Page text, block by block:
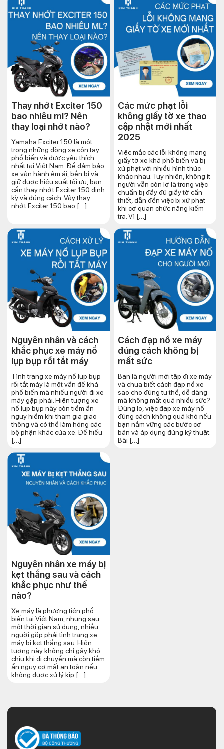
Thay nhớt Exciter 150
bao nhiêu ml? Nên
thay loại nhớt nào?
Yamaha Exciter 150 là một
trong những dòng xe côn tay
phổ biến và được yêu thích
nhất tại Việt Nam. Để đảm bảo
xe vận hành êm ái, bền bỉ và
giữ được hiệu suất tối ưu, bạn
cần thay nhớt Exciter 150 định
kỳ và đúng cách. Vậy thay
nhớt Exciter 150 bao […]
Các mức phạt lỗi
không giấy tờ xe thao
cập nhật mới nhất
2025
Việc mắc các lỗi không mang
giấy tờ xe khá phổ biến và bị
xử phạt với nhiều hình thức
khác nhau. Tuy nhiên, không ít
người vẫn còn lơ là trong việc
chuẩn bị đầy đủ giấy tờ cần
thiết, dẫn đến việc bị xử phạt
khi cơ quan chức năng kiểm
tra. Vì […]
Nguyên nhân và cách
khắc phục xe máy nổ
lụp bụp rồi tắt máy
Tình trạng xe máy nổ lụp bụp
rồi tắt máy là một vấn đề khá
phổ biến mà nhiều người đi xe
máy gặp phải. Hiện tượng xe
nổ lụp bụp này còn tiềm ẩn
nguy hiểm khi tham gia giao
thông và có thể làm hỏng các
bộ phận khác của xe. Để hiểu
[…]
Cách đạp nổ xe máy
đúng cách​ không bị
mất sức
Bạn là người mới tập đi xe máy
và chưa biết cách đạp nổ xe
sao cho đúng tư thế, dễ dàng
mà không mất quá nhiều sức?
Đừng lo, việc đạp xe máy nổ
đúng cách không quá khó nếu
bạn nắm vững các bước cơ
bản và áp dụng đúng kỹ thuật.
Bài […]
Nguyên nhân xe máy bị
kẹt thắng sau và cách
khắc phục như thế
nào?
Xe máy là phương tiện phổ
biến tại Việt Nam, nhưng sau
một thời gian sử dụng, nhiều
người gặp phải tình trạng xe
máy bị kẹt thắng sau. Hiện
tượng này không chỉ gây khó
chịu khi di chuyển mà còn tiềm
ẩn nguy cơ mất an toàn nếu
không được xử lý kịp […]